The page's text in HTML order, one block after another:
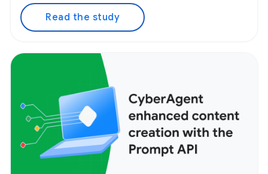
Read the study